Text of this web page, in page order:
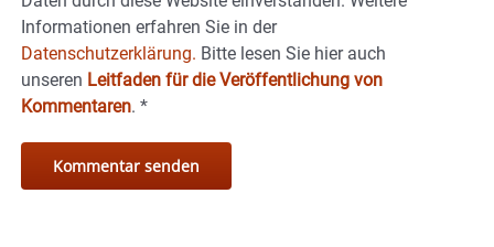
Informationen erfahren Sie in der
Datenschutzerklärung. Bitte lesen Sie hier auch
unseren Leitfaden für die Veröffentlichung von
Kommentaren. *